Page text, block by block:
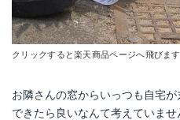
クリックすると楽天商品ページへ飛びます
お隣さんの窓からいっつも自宅
できたら良いなんて考えていま